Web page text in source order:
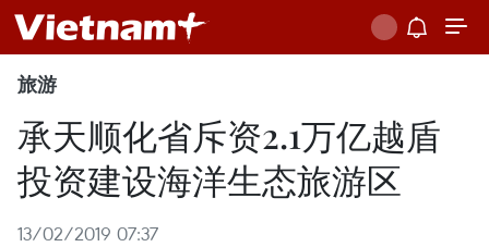
旅游
承天顺化省斥资2.1万亿越盾
投资建设海洋生态旅游区
13/02/2019 07:37